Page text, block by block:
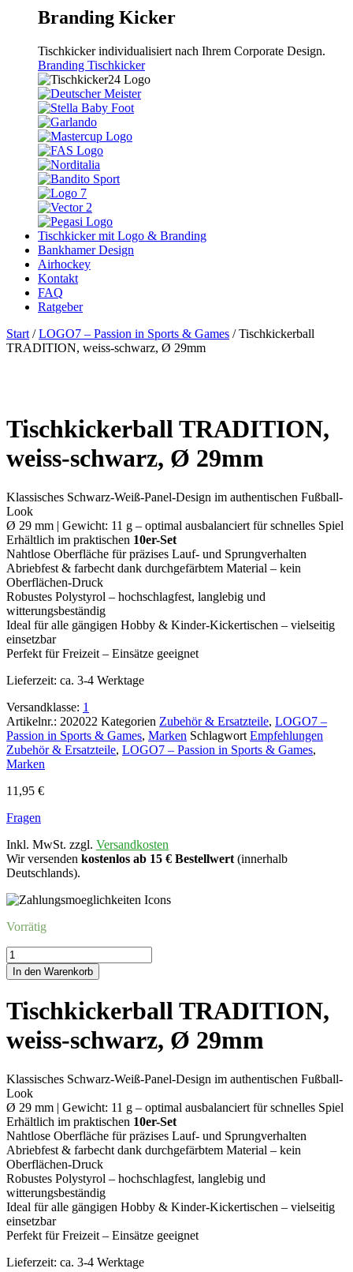
Branding Kicker
Tischkicker individualisiert nach Ihrem Corporate Design.
Branding Tischkicker
Tischkicker mit Logo & Branding
Bankhamer Design
Airhockey
Kontakt
FAQ
Ratgeber
Start /LOGO7 – Passion in Sports & Games / Tischkickerball
TRADITION, weiss-schwarz, Ø 29mm
Tischkickerball TRADITION,
weiss-schwarz, Ø 29mm
Klassisches Schwarz-Weiß-Panel-Design im authentischen Fußball-
Look
Ø 29 mm | Gewicht: 11 g – optimal ausbalanciert für schnelles Spiel
Erhältlich im praktischen 10er-Set
Nahtlose Oberfläche für präzises Lauf- und Sprungverhalten
Abriebfest & farbecht dank durchgefärbtem Material – kein
Oberflächen-Druck
Robustes Polystyrol – hochschlagfest, langlebig und
witterungsbeständig
Ideal für alle gängigen Hobby & Kinder-Kickertischen – vielseitig
einsetzbar
Perfekt für Freizeit – Einsätze geeignet
Lieferzeit: ca. 3-4 Werktage
Versandklasse: 1
Artikelnr.: 202022 Kategorien Zubehör & Ersatzteile, LOGO7 –
Passion in Sports & Games, Marken Schlagwort Empfehlungen
Zubehör & Ersatzteile, LOGO7 – Passion in Sports & Games,
Marken
11,95 €
Fragen
Inkl. MwSt. zzgl. Versandkosten
Wir versenden kostenlos ab 15 € Bestellwert (innerhalb
Deutschlands).
Vorrätig
Tischkickerball
TRADITION,
weiss-
Ø
29mm
Menge
In den Warenkorb
Tischkickerball TRADITION,
weiss-schwarz, Ø 29mm
Klassisches Schwarz-Weiß-Panel-Design im authentischen Fußball-
Look
Ø 29 mm | Gewicht: 11 g – optimal ausbalanciert für schnelles Spiel
Erhältlich im praktischen 10er-Set
Nahtlose Oberfläche für präzises Lauf- und Sprungverhalten
Abriebfest & farbecht dank durchgefärbtem Material – kein
Oberflächen-Druck
Robustes Polystyrol – hochschlagfest, langlebig und
witterungsbeständig
Ideal für alle gängigen Hobby & Kinder-Kickertischen – vielseitig
einsetzbar
Perfekt für Freizeit – Einsätze geeignet
Lieferzeit: ca. 3-4 Werktage